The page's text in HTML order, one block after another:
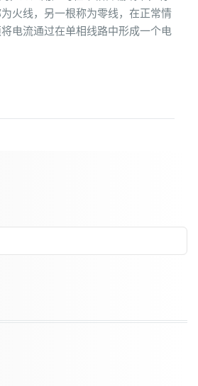
火线，另一根称为零线，在正常情
电流通过在单相线路中形成一个电